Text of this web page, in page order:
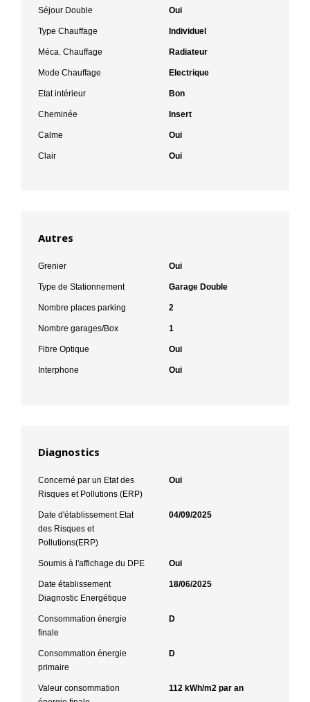
Séjour Double Oui
Type Chauffage Individuel
Méca. Chauffage Radiateur
Mode Chauffage Electrique
Etat intérieur Bon
Cheminée Insert
Calme Oui
Clair Oui
Autres
Grenier Oui
Type de Stationnement Garage Double
Nombre places parking 2
Nombre garages/Box 1
Fibre Optique Oui
Interphone Oui
Diagnostics
Concerné par un Etat des
Risques et Pollutions (ERP)
Oui
Date d'établissement Etat
des Risques et
Pollutions(ERP)
04/09/2025
Soumis à l'affichage du DPE Oui
Date établissement
Diagnostic Energétique
18/06/2025
Consommation énergie
finale
D
Consommation énergie
primaire
D
Valeur consommation
112 kWh/m2 par an